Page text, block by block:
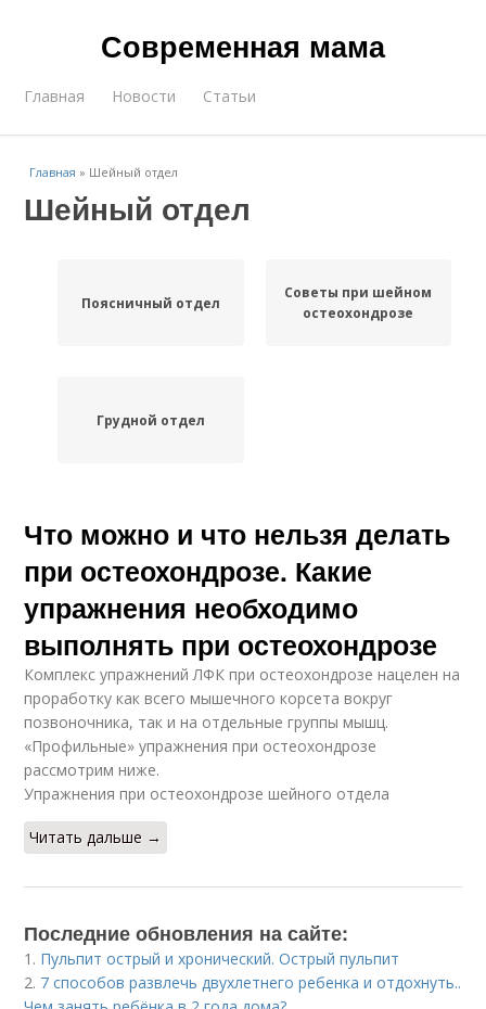
Современная мама
Главная Новости Статьи
Главная » Шейный отдел
Шейный отдел
Поясничный отдел
Советы при шейном
остеохондрозе
Грудной отдел
Что можно и что нельзя делать
при остеохондрозе. Какие
упражнения необходимо
выполнять при остеохондрозе
Комплекс упражнений ЛФК при остеохондрозе нацелен на
проработку как всего мышечного корсета вокруг
позвоночника, так и на отдельные группы мышц.
«Профильные» упражнения при остеохондрозе
рассмотрим ниже.
Упражнения при остеохондрозе шейного отдела
Читать дальше →
Последние обновления на сайте:
1. Пульпит острый и хронический. Острый пульпит
2. 7 способов развлечь двухлетнего ребенка и отдохнуть..